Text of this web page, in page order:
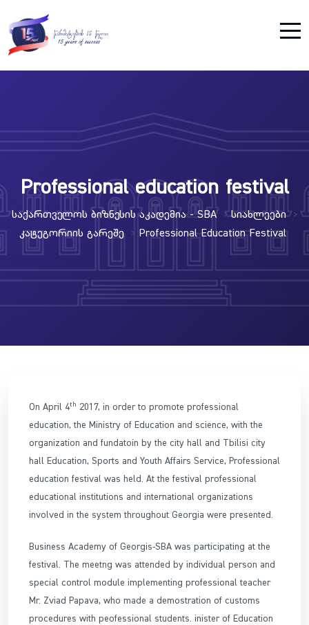
Professional education festival
Საქართველოს Ბიზნესის Აკადემია - SBA >Სიახლეები >
Კატეგორიის Გარეშე > Professional Education Festival
On April 4th 2017, in order to promote professional
education, the Ministry of Education and science, with the
organization and fundatoin by the city hall and Tbilisi city
hall Education, Sports and Youth Affairs Service, Professional
education festival was held. At the festival professional
educational institutions and international organizations
involved in the system throughout Georgia were presented.
Business Academy of Georgis-SBA was participating at the
festival. The meetng was attended by individual person and
special control module implementing professional teacher
Mr. Zviad Papava, who made a demostration of customs
procedures with peofessional students. inister of Education